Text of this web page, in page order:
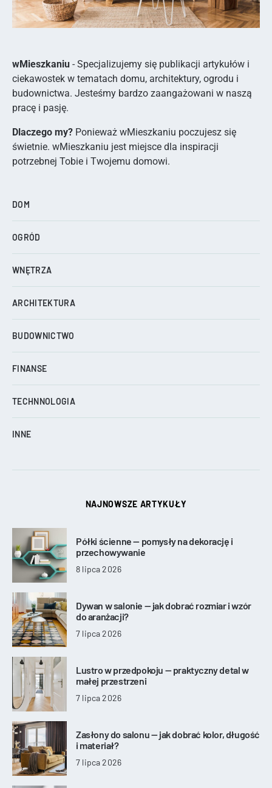
wMieszkaniu - Specjalizujemy się publikacji artykułów i
ciekawostek w tematach domu, architektury, ogrodu i
budownictwa. Jesteśmy bardzo zaangażowani w naszą
pracę i pasję.
Dlaczego my? Ponieważ wMieszkaniu poczujesz się
świetnie. wMieszkaniu jest miejsce dla inspiracji
potrzebnej Tobie i Twojemu domowi.
DOM
OGRÓD
WNĘTRZA
ARCHITEKTURA
BUDOWNICTWO
FINANSE
TECHNNOLOGIA
INNE
NAJNOWSZE ARTYKUŁY
Półki ścienne — pomysły na dekorację i
przechowywanie
8 lipca 2026
Dywan w salonie — jak dobrać rozmiar i wzór
do aranżacji?
7 lipca 2026
Lustro w przedpokoju — praktyczny detal w
małej przestrzeni
7 lipca 2026
Zasłony do salonu — jak dobrać kolor, długość
i materiał?
7 lipca 2026